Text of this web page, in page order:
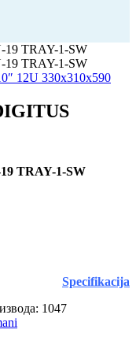
12U 330x310x590
TRAY-1-SW
Specifikacija
1047